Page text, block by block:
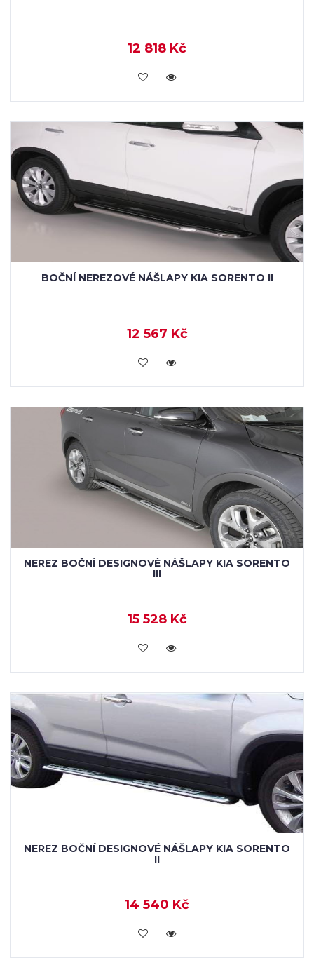
12 818 Kč
KOUPIT
BOČNÍ NEREZOVÉ NÁŠLAPY KIA SORENTO II
12 567 Kč
KOUPIT
NEREZ BOČNÍ DESIGNOVÉ NÁŠLAPY KIA SORENTO
III
15 528 Kč
KOUPIT
NEREZ BOČNÍ DESIGNOVÉ NÁŠLAPY KIA SORENTO
II
14 540 Kč
KOUPIT